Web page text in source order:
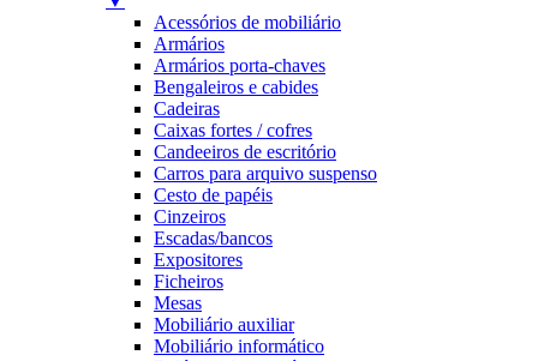
Acessórios de mobiliário
Armários
Armários porta-chaves
Bengaleiros e cabides
Cadeiras
Caixas fortes / cofres
Candeeiros de escritório
Carros para arquivo suspenso
Cesto de papéis
Cinzeiros
Escadas/bancos
Expositores
Ficheiros
Mesas
Mobiliário auxiliar
Mobiliário informático